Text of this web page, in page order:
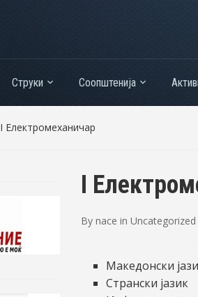
Струки Соопштенија
I Електромеханичар
I
By nace in Uncategorized
Македонски
Странски јазик